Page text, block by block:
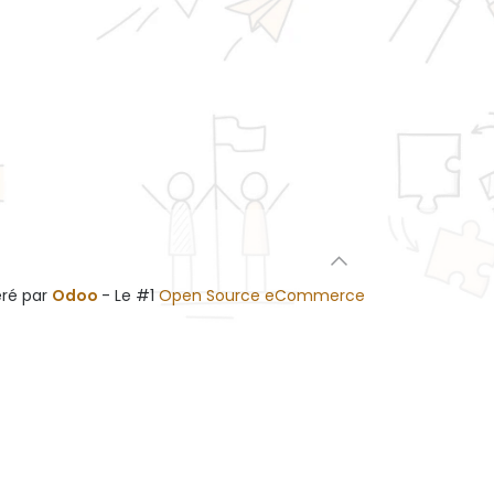
par Odoo - Le #1 Open Source eCommerce